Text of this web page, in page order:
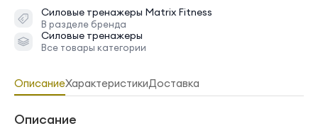
Силовые тренажеры Matrix Fitness
В разделе бренда
Силовые тренажеры
Все товары категории
ОписаниеХарактеристикиДоставка
Описание